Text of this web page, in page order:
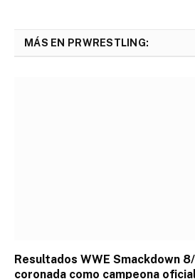
MÁS EN PRWRESTLING:
Resultados WWE Smackdown
coronada como campeona